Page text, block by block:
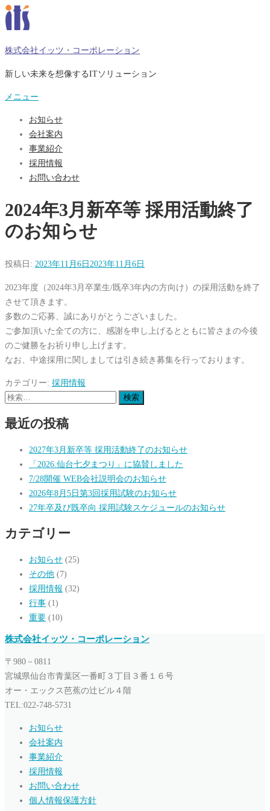
コ
ン
ン
ツ
ス
株式会社イッツ・コーポレーション
新しい未来を想像するITソリューション
メニュー
お知らせ
会社案内
事業紹介
採用情報
お問い合わせ
2024年3月新卒等 採用活動終了
のお知らせ
投稿日: 2023年11月6日2023年11月6日
2023年度（2024年3月卒業生/既卒3年内の方向け）の採用活動を終了
させて頂きます。
多数のご応募、誠にありがとうございました。
ご参加頂いた全ての方に、感謝を申し上げるとともに皆さまの今後
のご健勝をお祈り申し上げます。
なお、中途採用に関しましては引き続き募集を行っております。
カテゴリー: 採用情報
検
最近の投稿
2027年3月新卒等 採用活動終了のお知らせ
「2026.仙台七夕まつり」に協賛しました
7/28開催 WEB会社説明会のお知らせ
2026年8月5日第3回採用試験のお知らせ
27年卒及び既卒向 採用試験スケジュールのお知らせ
カテゴリー
お知らせ (25)
その他 (7)
採用情報 (32)
行事 (1)
重要 (10)
株式会社イッツ・コーポレーション
〒980－0811
宮城県仙台市青葉区一番町３丁目３番１６号
オー・エックス芭蕉の辻ビル４階
TEL:022-748-5731
お知らせ
会社案内
事業紹介
採用情報
お問い合わせ
個人情報保護方針